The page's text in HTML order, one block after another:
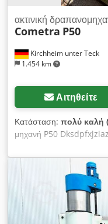
Kirchheim unter Teck
1.454 km
ακτινική
Cometra P50
Αιτηθείτε
Κατάσταση: πολύ καλή
μηχανή P50